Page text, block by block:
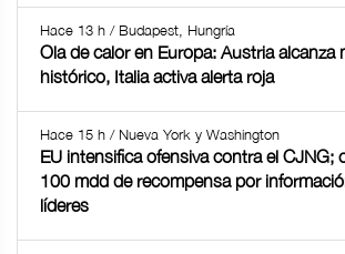
Hace 13 h / Budapest, Hungría
Ola de calor en Europa: Austria alcanza
histórico, Italia activa alerta roja
Hace 15 h / Nueva York y Washington
EU intensifica ofensiva contra el CJNG;
100 mdd de recompensa por
líderes